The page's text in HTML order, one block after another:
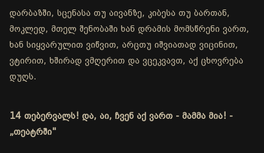
დარბაზში, სცენასა თუ აივანზე, კიბესა თუ ბართან,
მოკლედ, მთელ შენობაში ხან დრამის მომსწრენი ვართ,
ხან სიყვარულით ვიწვით, არცთუ იშვიათად ვიცინით,
ვტირით, ხშირად ვმღერით და ვცეკვავთ, აქ ცხოვრება
დუღს.
14 თებერვალს! და, აი, ჩვენ აქ ვართ - მამმა მია! -
„თეატრში"